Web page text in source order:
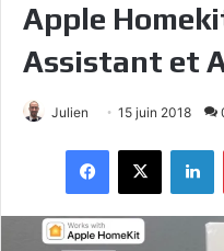
Apple
Assistant et
Julien 15 juin 2018
Facebook
X